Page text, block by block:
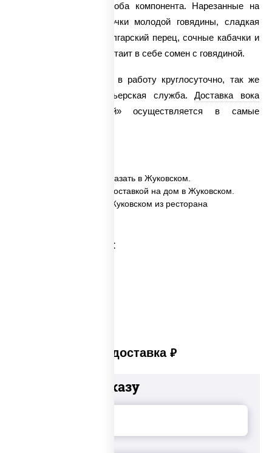
присутствовать сразу оба компонента. Нарезанные на
длинные полоски кусочки молодой говядины, сладкая
морковь, пикантный болгарский перец, сочные кабачки и
многое другое – вот что таит в себе сомен с говядиной.
Мы принимаем заказы в работу круглосуточно, так же
работает и наша курьерская служба.Доставка вока
«Сомен с говядиной» осуществляется в самые
✅ Сомен с говядиной заказать в Жуковском.
✅ Сомен с говядиной с доставкой на дом в Жуковском.
✅ Сомен с говядиной в Жуковском из ресторана
Категории товара:
Платная доставка руб
Добавьте к заказу